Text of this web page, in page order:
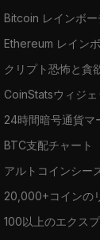
Bitcoin レインボー
Ethereum レイン
クリプト恐怖と貪
CoinStatsウィジェ
24時間暗号通貨マ
BTC支配チャート
アルトコインシー
20,000+コインの
100以上のエクス